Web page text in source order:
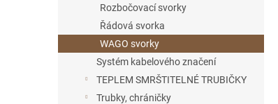
Rozbočovací svorky
Řádová svorka
WAGO svorky
Systém kabelového značení
TEPLEM SMRŠTITELNÉ TRUBIČKY
Trubky, chráničky